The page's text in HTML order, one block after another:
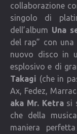
collaborazione
singolo di
dell’album Una
del rap” con
nuovo disco in
esplosivo e di
Takagi (che in
Ax, Fedez,
aka Mr. Ketrasi
che della
maniera